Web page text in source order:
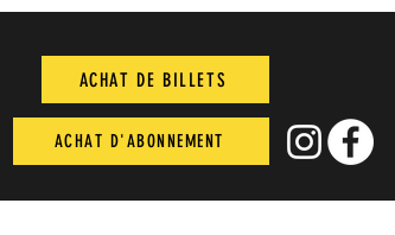
ACHAT DE BILLETS
ACHAT D'ABONNEMENT